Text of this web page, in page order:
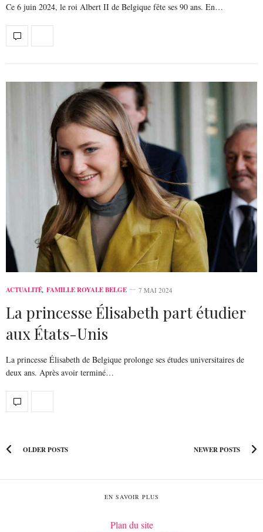
Ce 6 juin 2024, le roi Albert II de Belgique fête ses 90 ans. En…
ACTUALITÉ, FAMILLE ROYALE BELGE 7 MAI 2024
La princesse Élisabeth part étudier
aux États-Unis
La princesse Élisabeth de Belgique prolonge ses études universitaires de
deux ans. Après avoir terminé…
OLDER POSTS NEWER POSTS
EN SAVOIR PLUS
Plan du site